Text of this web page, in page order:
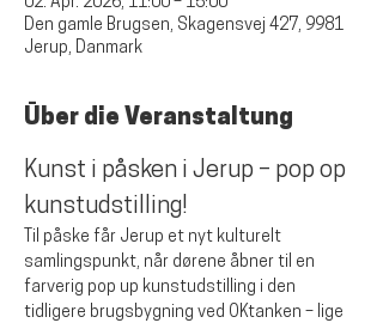
Den gamle Brugsen, Skagensvej 427, 9981
Jerup, Danmark
Über die Veranstaltung
Kunst i påsken i Jerup – pop op
kunstudstilling!
Til påske får Jerup et nyt kulturelt
samlingspunkt, når dørene åbner til en
farverig pop up kunstudstilling i den
tidligere brugsbygning ved OKtanken – lige